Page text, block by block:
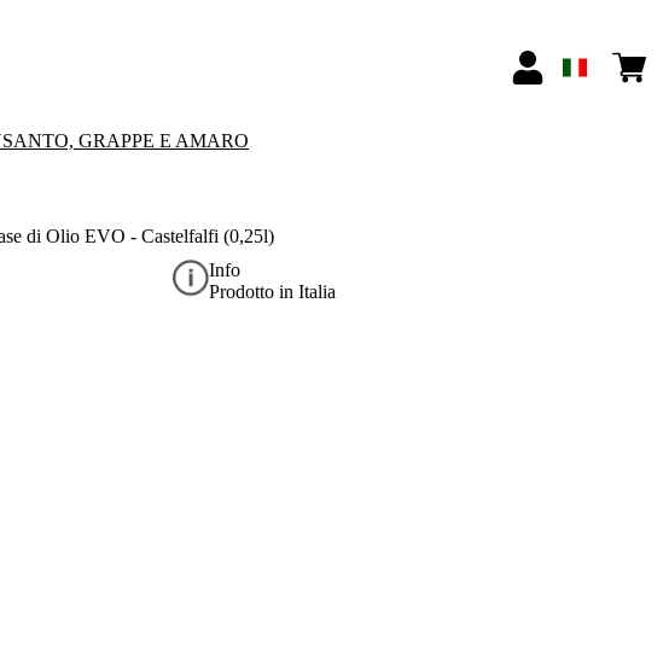
GRAPPE E AMARO
di Olio EVO - Castelfalfi (0,25l)
Info
Prodotto in Italia